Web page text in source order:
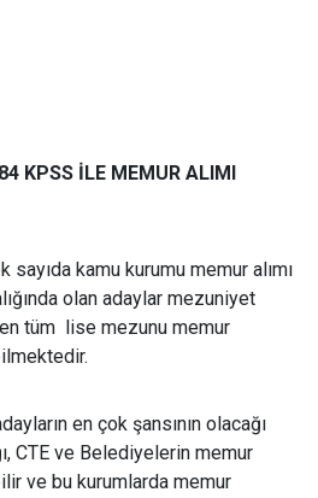
KPSS İLE MEMUR ALIMI
sayıda kamu kurumu memur alımı
olan adaylar mezuniyet
tüm lise mezunu memur
en çok şansının olacağı
CTE ve Belediyelerin memur
ve bu kurumlarda memur